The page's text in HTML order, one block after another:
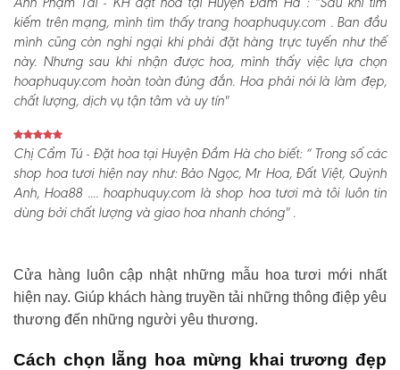
Anh Phạm Tài - KH đặt hoa tại Huyện Đầm Hà :“Sau khi tìm
kiếm trên mạng, mình tìm thấy trang hoaphuquy.com . Ban đầu
mình cũng còn nghi ngại khi phải đặt hàng trực tuyến như thế
này. Nhưng sau khi nhận được hoa, mình thấy việc lựa chọn
hoaphuquy.com hoàn toàn đúng đắn. Hoa phải nói là làm đẹp,
chất lượng, dịch vụ tận tâm và uy tín"
Chị Cẩm Tú - Đặt hoa tại Huyện Đầm Hà cho biết:“ Trong số các
shop hoa tươi hiện nay như: Bảo Ngọc, Mr Hoa, Đất Việt, Quỳnh
Anh, Hoa88 .... hoaphuquy.com là shop hoa tươi mà tôi luôn tin
dùng bởi chất lượng và giao hoa nhanh chóng" .
Cửa hàng luôn cập nhật những mẫu hoa tươi mới nhất
hiện nay. Giúp khách hàng truyền tải những thông điệp yêu
thương đến những người yêu thương.
Cách chọn lẵng hoa mừng khai trương đẹp